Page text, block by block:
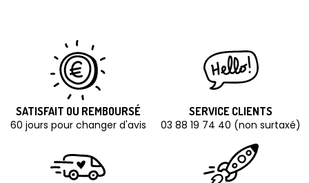
SATISFAIT OU REMBOURSÉ
60 jours pour changer d'avis
SERVICE CLIENTS
03 88 19 74 40 (non surtaxé)